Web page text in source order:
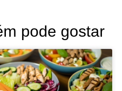
pode gostar